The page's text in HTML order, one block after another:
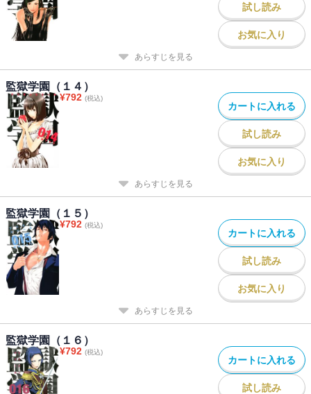
試し読み
お気に入り
あらすじを見る
監獄学園（１４）
¥792 (税込)
カートに入れる
試し読み
お気に入り
あらすじを見る
監獄学園（１５）
¥792 (税込)
カートに入れる
試し読み
お気に入り
あらすじを見る
監獄学園（１６）
¥792 (税込)
カートに入れる
試し読み